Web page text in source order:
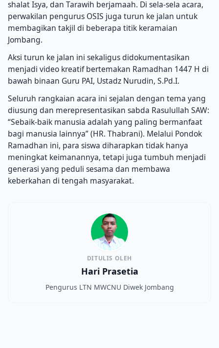
shalat Isya, dan Tarawih berjamaah. Di sela-sela acara,
perwakilan pengurus OSIS juga turun ke jalan untuk
membagikan takjil di beberapa titik keramaian
Jombang.
Aksi turun ke jalan ini sekaligus didokumentasikan
menjadi video kreatif bertemakan Ramadhan 1447 H di
bawah binaan Guru PAI, Ustadz Nurudin, S.Pd.I.
Seluruh rangkaian acara ini sejalan dengan tema yang
diusung dan merepresentasikan sabda Rasulullah SAW:
“Sebaik-baik manusia adalah yang paling bermanfaat
bagi manusia lainnya” (HR. Thabrani). Melalui Pondok
Ramadhan ini, para siswa diharapkan tidak hanya
meningkat keimanannya, tetapi juga tumbuh menjadi
generasi yang peduli sesama dan membawa
keberkahan di tengah masyarakat.
DITULIS OLEH
Hari Prasetia
Pengurus LTN MWCNU Diwek Jombang